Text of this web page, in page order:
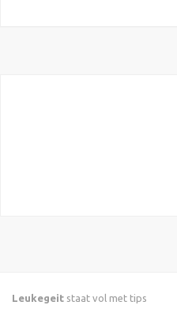
Leukegeit staat vol met tips